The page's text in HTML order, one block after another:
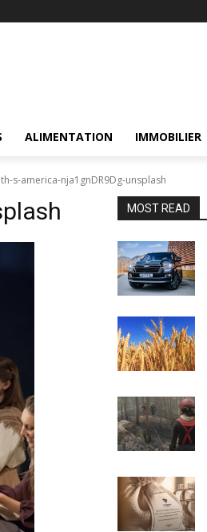
ALIMENTATION IMMOBILIER
s-america-nja1gnDR9Dg-unsplash
MOST READ